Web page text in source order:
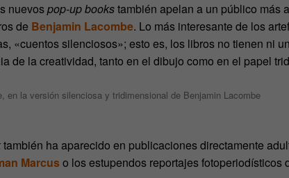
nuevospop-up bookstambién apelan a un público más
de Benjamin Lacombe. Lo más interesante de los
«cuentos silenciosos»; esto es, los libros no tienen ni
de la creatividad, tanto en el dibujo como en el papel
en la versión silenciosa y tridimensional de Benjamin Lacombe
también ha aparecido en publicaciones directamente
Marcuso los estupendos reportajes fotoperiodísticos